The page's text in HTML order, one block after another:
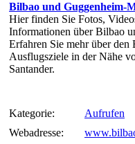
Bilbao und Guggenheim-
Hier finden Sie Fotos,
Informationen über Bilbao
Erfahren Sie mehr über
Ausflugsziele in der Nähe
Santander.
Kategorie:
Aufrufen
Webadresse: